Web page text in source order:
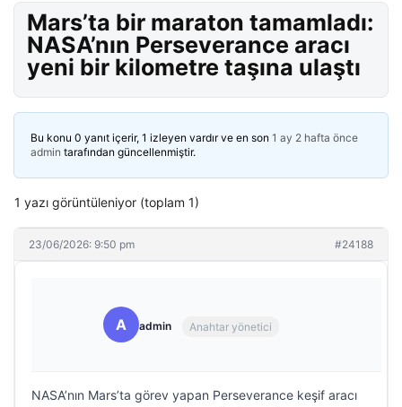
Mars’ta bir maraton tamamladı:
NASA’nın Perseverance aracı
yeni bir kilometre taşına ulaştı
Bu konu 0 yanıt içerir, 1 izleyen vardır ve en son 1 ay 2 hafta önce
admin tarafından güncellenmiştir.
1 yazı görüntüleniyor (toplam 1)
23/06/2026: 9:50 pm #24188
A admin Anahtar yönetici
NASA’nın Mars’ta görev yapan Perseverance keşif aracı